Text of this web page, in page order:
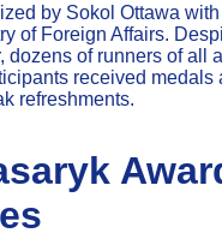
by Sokol Ottawa
of Foreign Affairs.
dozens of runners of all
received medals
refreshments.